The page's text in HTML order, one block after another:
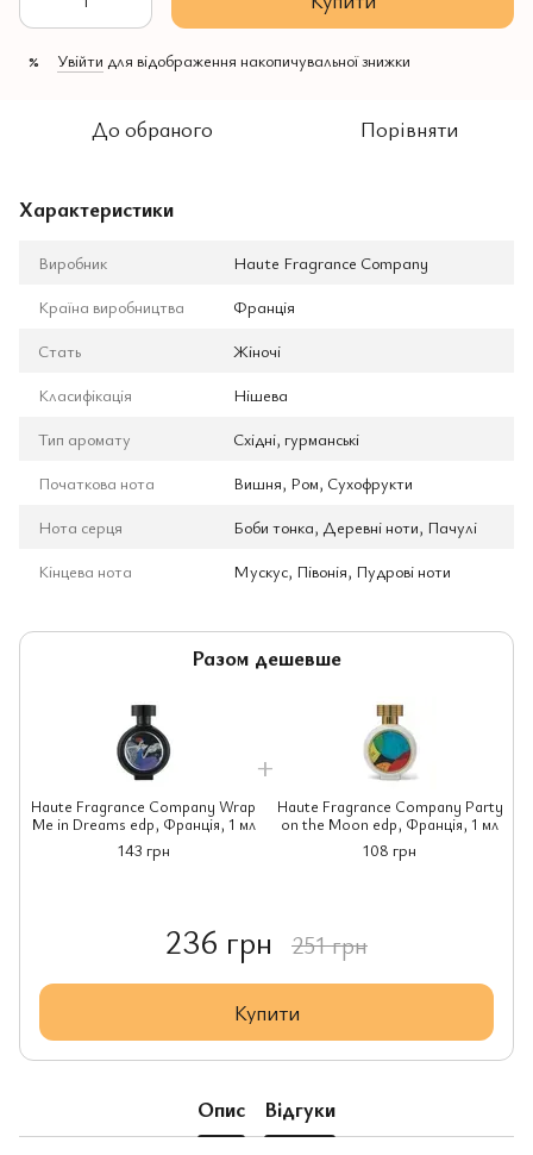
% Увійти для відображення накопичувальної знижки
До обраного Порівняти
Характеристики
Виробник
Haute Fragrance Company
Країна виробництва
Франція
Стать
Жіночі
Класифікація
Нішева
Тип аромату
Східні, гурманські
Початкова нота
Вишня, Ром, Сухофрукти
Нота серця
Боби тонка, Деревні ноти, Пачулі
Кінцева нота
Мускус, Півонія, Пудрові ноти
Разом дешевше
Haute Fragrance Company Wrap
Me in Dreams edp, Франція, 1 мл
143 грн
Haute Fragrance Company Party
on the Moon edp, Франція, 1 мл
108 грн
236 грн 251 грн
Купити
Опис Відгуки